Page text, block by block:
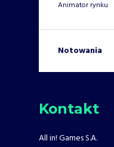
Animator rynku
Notowania
Kontakt
All in! Games S.A.